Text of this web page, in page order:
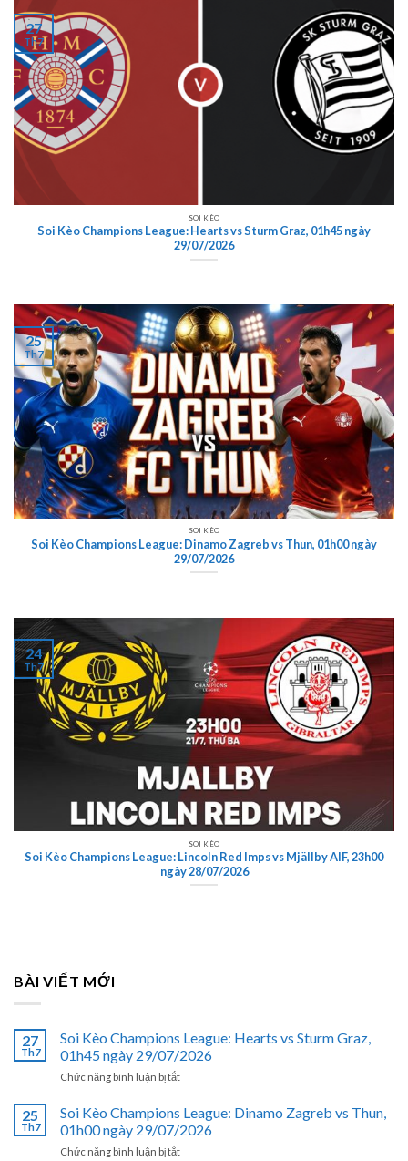
SOI KÈO
Soi Kèo Champions League: Hearts vs Sturm Graz, 01h45 ngày
29/07/2026
27
Th7
SOI KÈO
Soi Kèo Champions League: Dinamo Zagreb vs Thun, 01h00 ngày
29/07/2026
25
Th7
SOI KÈO
Soi Kèo Champions League: Lincoln Red Imps vs Mjällby AIF, 23h00
ngày 28/07/2026
24
Th7
BÀI VIẾT MỚI
27
Th7
Soi Kèo Champions League: Hearts vs Sturm Graz,
01h45 ngày 29/07/2026
Chức năng bình luận bị tắtở
Kèo
Champions
League:
Hearts
25
Th7
Soi Kèo Champions League: Dinamo Zagreb vs Thun,
01h00 ngày 29/07/2026
Chức năng bình luận bị tắtở